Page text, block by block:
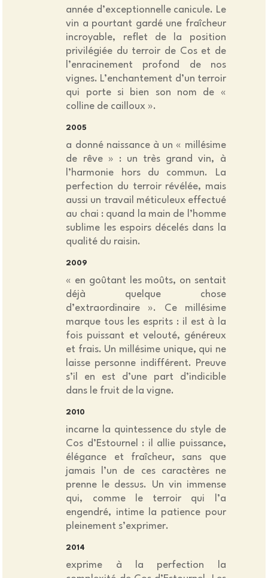
année d’exceptionnelle canicule. Le
vin a pourtant gardé une fraîcheur
incroyable, reflet de la position
privilégiée du terroir de Cos et de
l’enracinement profond de nos
vignes. L’enchantement d’un terroir
qui porte si bien son nom de «
colline de cailloux ».
2005
a donné naissance à un « millésime
de rêve » : un très grand vin, à
l’harmonie hors du commun. La
perfection du terroir révélée, mais
aussi un travail méticuleux effectué
au chai : quand la main de l’homme
sublime les espoirs décelés dans la
qualité du raisin.
2009
« en goûtant les moûts, on sentait
déjà quelque chose
d’extraordinaire ». Ce millésime
marque tous les esprits : il est à la
fois puissant et velouté, généreux
et frais. Un millésime unique, qui ne
laisse personne indifférent. Preuve
s’il en est d’une part d’indicible
dans le fruit de la vigne.
2010
incarne la quintessence du style de
Cos d’Estournel : il allie puissance,
élégance et fraîcheur, sans que
jamais l’un de ces caractères ne
prenne le dessus. Un vin immense
qui, comme le terroir qui l’a
engendré, intime la patience pour
pleinement s’exprimer.
2014
exprime à la perfection la